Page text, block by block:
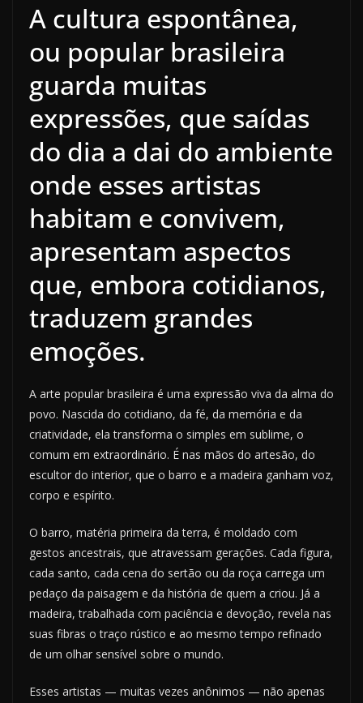
A cultura espontânea,
ou popular brasileira
guarda muitas
expressões, que saídas
do dia a dai do ambiente
onde esses artistas
habitam e convivem,
apresentam aspectos
que, embora cotidianos,
traduzem grandes
emoções.
A arte popular brasileira é uma expressão viva da alma do
povo. Nascida do cotidiano, da fé, da memória e da
criatividade, ela transforma o simples em sublime, o
comum em extraordinário. É nas mãos do artesão, do
escultor do interior, que o barro e a madeira ganham voz,
corpo e espírito.
O barro, matéria primeira da terra, é moldado com
gestos ancestrais, que atravessam gerações. Cada figura,
cada santo, cada cena do sertão ou da roça carrega um
pedaço da paisagem e da história de quem a criou. Já a
madeira, trabalhada com paciência e devoção, revela nas
suas fibras o traço rústico e ao mesmo tempo refinado
de um olhar sensível sobre o mundo.
Esses artistas — muitas vezes anônimos — não apenas